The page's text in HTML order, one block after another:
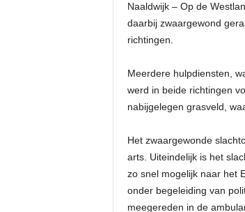
Naaldwijk – Op de
daarbij zwaargewond
richtingen.
Meerdere hulpdiensten,
werd in beide richtingen
nabijgelegen grasveld,
Het zwaargewonde
arts. Uiteindelijk is het
zo snel mogelijk naar het
onder begeleiding van
meegereden in de